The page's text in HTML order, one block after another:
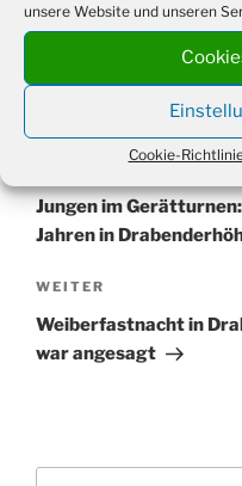
unsere Website und unseren
Cookie-
Vorheriger
ZURÜCK
Jungen im
Jahren in
Nächster
Beitrag
WEITER
Weiberfastnacht in
war angesagt